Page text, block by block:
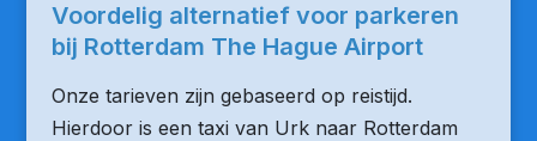
Voordelig alternatief voor parkeren
bij Rotterdam The Hague Airport
Onze tarieven zijn gebaseerd op reistijd.
Hierdoor is een taxi van Urk naar Rotterdam